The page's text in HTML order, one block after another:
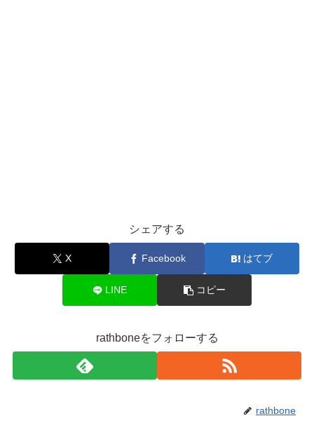
シェアする
X Facebook はてブ
LINE コピー
rathboneをフォローする
rathbone